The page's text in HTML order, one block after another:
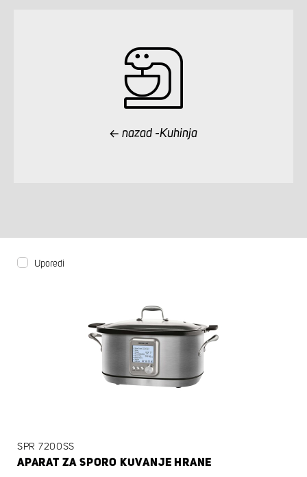
nazad -Kuhinja
Uporedi
SPR 7200SS
APARAT ZA SPORO KUVANJE HRANE